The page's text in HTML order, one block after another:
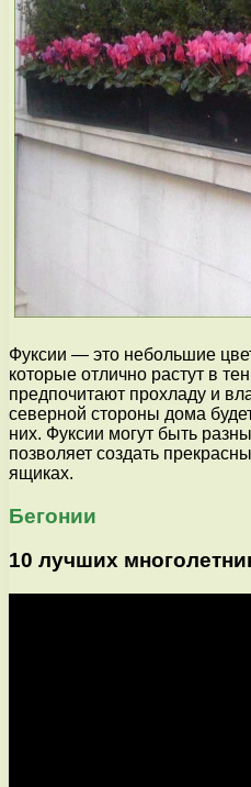
Фуксии — это небольшие
которые отлично растут в
предпочитают прохладу и
северной стороны дома
них. Фуксии могут быть
позволяет создать
ящиках.
Бегонии
10 лучших